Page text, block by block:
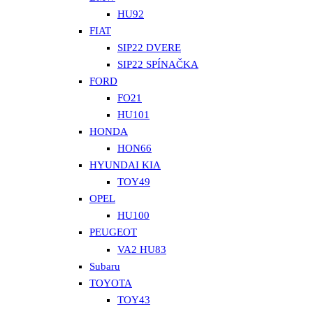
HU92
FIAT
SIP22 DVERE
SIP22 SPÍNAČKA
FORD
FO21
HU101
HONDA
HON66
HYUNDAI KIA
TOY49
OPEL
HU100
PEUGEOT
VA2 HU83
Subaru
TOYOTA
TOY43